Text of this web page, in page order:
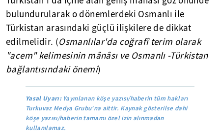
bulundurularak o dönemlerdeki Osmanlı ile
Türkistan arasındaki güçlü ilişkilere de dikkat
edilmelidir. (Osmanlılar'da coğrafî terim olarak
"acem" kelimesinin mânâsı ve Osmanlı -Türkistan
bağlantısındaki önemi)
Yasal Uyarı:Yayınlanan köşe yazısı/haberin tüm hakları
Turkuvaz Medya Grubu'na aittir. Kaynak gösterilse dahi
köşe yazısı/haberin tamamı özel izin alınmadan
kullanılamaz.